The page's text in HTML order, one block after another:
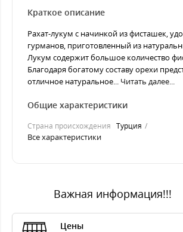
Краткое описание
Рахат-лукум с начинкой из фисташек,
гурманов, приготовленный из
Лукум содержит большое количество
Благодаря богатому составу орехи
отличное натуральное... Читать далее...
Общие характеристики
Страна происхождения Турция
Все характеристики
Важная информация!!!
Цены